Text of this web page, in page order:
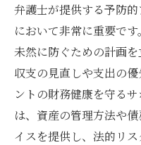
弁護士が提供する予防
において非常に重要で
未然に防ぐための計画を
収支の見直しや支出の
ントの財務健康を守る
は、資産の管理方法や
イスを提供し、法的リ